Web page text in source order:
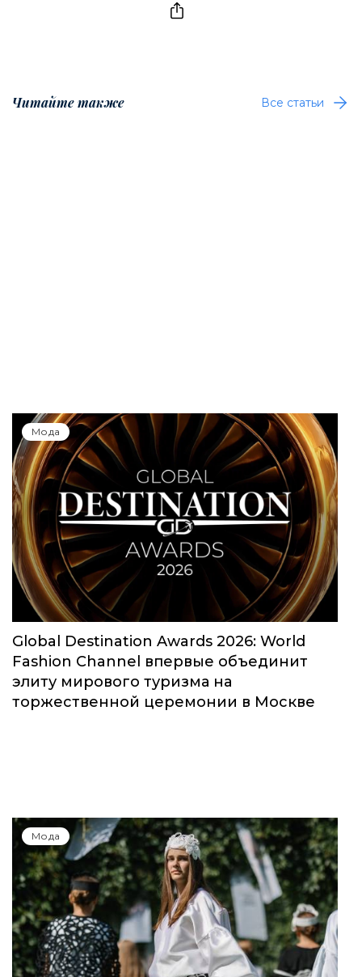
Читайте также Все статьи
Мода
Global Destination Awards 2026: World
Fashion Channel впервые объединит
элиту мирового туризма на
торжественной церемонии в Москве
Мода